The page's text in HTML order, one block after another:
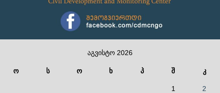
აგვისტო 2026
ო ს ო ხ პ შ კ
1
2